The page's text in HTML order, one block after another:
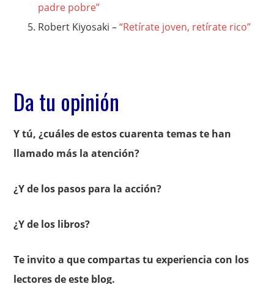
padre pobre”
Robert Kiyosaki –“Retírate joven, retírate rico”
Da tu opinión
Y tú, ¿cuáles de estos cuarenta temas te han
llamado más la atención?
¿Y de los pasos para la acción?
¿Y de los libros?
Te invito a que compartas tu experiencia con los
lectores de este blog.